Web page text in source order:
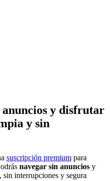
anuncios y disfrutar
y sin
suscripción premium para
navegar sin anuncios y
interrupciones y segura